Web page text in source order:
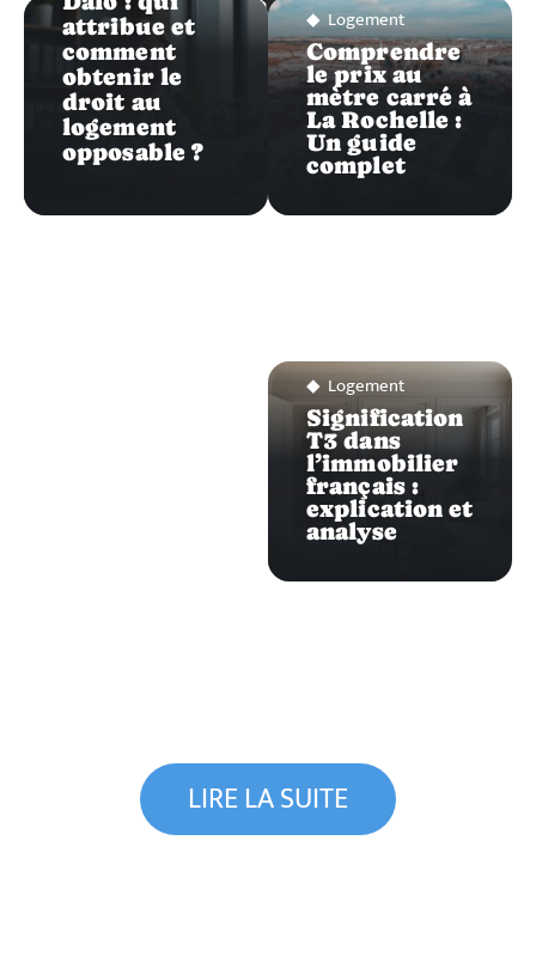
LOGEMENT
attribue et
comment
obtenir le
droit au
logement
opposable ?
Logement
Comprendre
le prix au
mètre carré à
La Rochelle :
Un guide
complet
Logement
Signification
T3 dans
l’immobilier
français :
explication et
analyse
LIRE LA SUITE